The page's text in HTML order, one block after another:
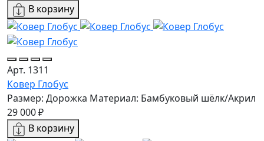
В корзину
Арт. 1311
Ковер Глобус
Размер: Дорожка Материал: Бамбуковый шёлк/Акрил
29 000 ₽
В корзину